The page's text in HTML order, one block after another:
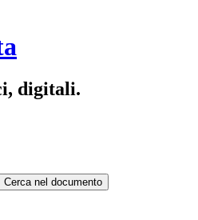
digitali.
Cerca nel documento